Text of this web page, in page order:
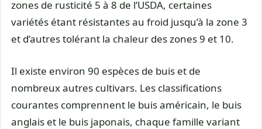
zones de rusticité 5 à 8 de l’USDA, certaines
variétés étant résistantes au froid jusqu’à la zone 3
et d’autres tolérant la chaleur des zones 9 et 10.
Il existe environ 90 espèces de buis et de
nombreux autres cultivars. Les classifications
courantes comprennent le buis américain, le buis
anglais et le buis japonais, chaque famille variant